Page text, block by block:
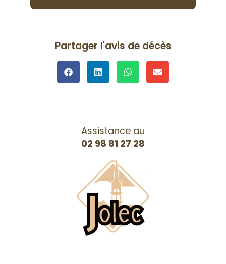
Partager l'avis de décès
Assistance au
02 98 81 27 28